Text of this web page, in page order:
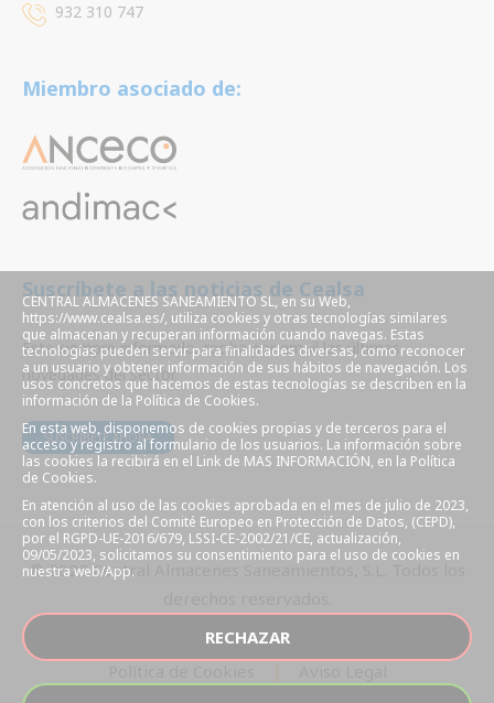
932 310 747
Miembro asociado de:
Suscríbete a las noticias de Cealsa
Este siempre informado, reciba por email las últimas
novedades del sector.
SUSCRÍBETE AHORA
© 2022 Central Almacenes Saneamientos, S.L. Todos los
CENTRAL ALMACENES SANEAMIENTO SL, en su Web,
https://www.cealsa.es/, utiliza cookies y otras tecnologías similares
que almacenan y recuperan información cuando navegas. Estas
tecnologías pueden servir para finalidades diversas, como reconocer
a un usuario y obtener información de sus hábitos de navegación. Los
usos concretos que hacemos de estas tecnologías se describen en la
información de la Política de Cookies.
En esta web, disponemos de cookies propias y de terceros para el
acceso y registro al formulario de los usuarios. La información sobre
las cookies la recibirá en el Link de MAS INFORMACIÓN, en la Política
de Cookies.
En atención al uso de las cookies aprobada en el mes de julio de 2023,
con los criterios del Comité Europeo en Protección de Datos, (CEPD),
por el RGPD-UE-2016/679, LSSI-CE-2002/21/CE, actualización,
09/05/2023, solicitamos su consentimiento para el uso de cookies en
nuestra web/App.
RECHAZAR